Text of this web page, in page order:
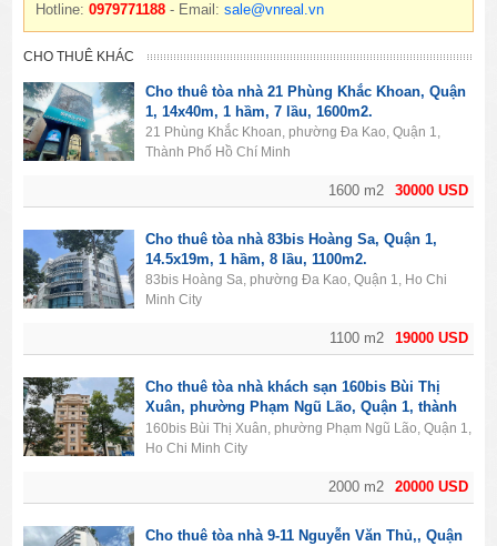
Hotline:0979771188 - Email:sale@vnreal.vn
CHO THUÊ KHÁC
30000 USD
1600 m2
Cho thuê tòa nhà 21 Phùng Khắc Khoan, Quận
1, 14x40m, 1 hầm, 7 lầu, 1600m2.
21 Phùng Khắc Khoan, phường Đa Kao, Quận 1,
Thành Phố Hồ Chí Minh
19000 USD
1100 m2
Cho thuê tòa nhà 83bis Hoàng Sa, Quận 1,
14.5x19m, 1 hầm, 8 lầu, 1100m2.
83bis Hoàng Sa, phường Đa Kao, Quận 1, Ho Chi
Minh City
20000 USD
2000 m2
Cho thuê tòa nhà khách sạn 160bis Bùi Thị
Xuân, phường Phạm Ngũ Lão, Quận 1, thành
phố Hồ Chí Minh. Diện tích 2000m2, 1 hầm, 11
lầu, 50PN.
160bis Bùi Thị Xuân, phường Phạm Ngũ Lão, Quận 1,
Ho Chi Minh City
Cho thuê tòa nhà 9-11 Nguyễn Văn Thủ,, Quận